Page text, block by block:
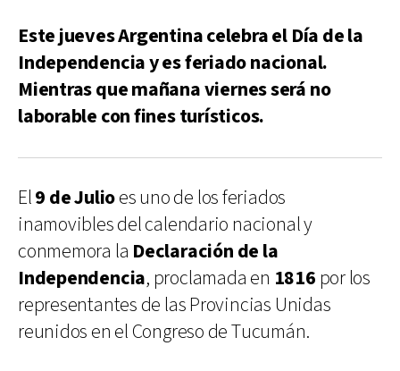
Este jueves Argentina celebra el Día de la
Independencia y es feriado nacional.
Mientras que mañana viernes será no
laborable con fines turísticos.
El9 de Julioes uno de los feriados
inamovibles del calendario nacional y
conmemora la Declaración de la
Independencia, proclamada en 1816 por los
representantes de las Provincias Unidas
reunidos en el Congreso de Tucumán.